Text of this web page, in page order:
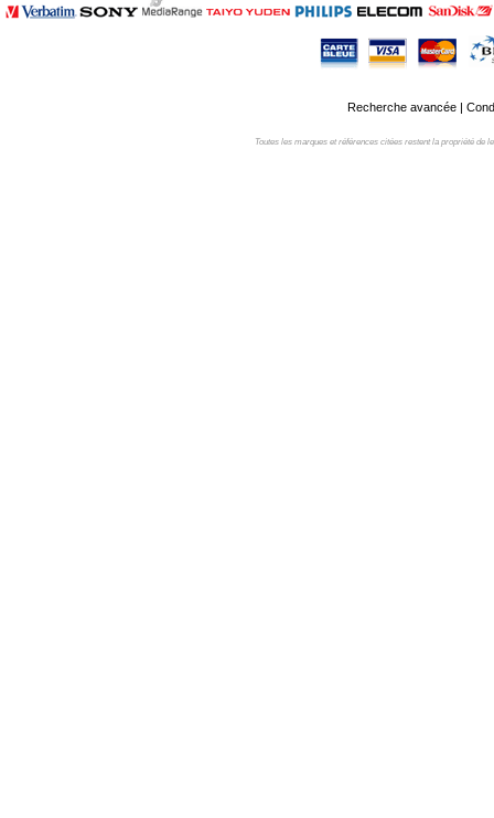
Recherche avancée|
Toutes les marques et références citées restent la propriété de